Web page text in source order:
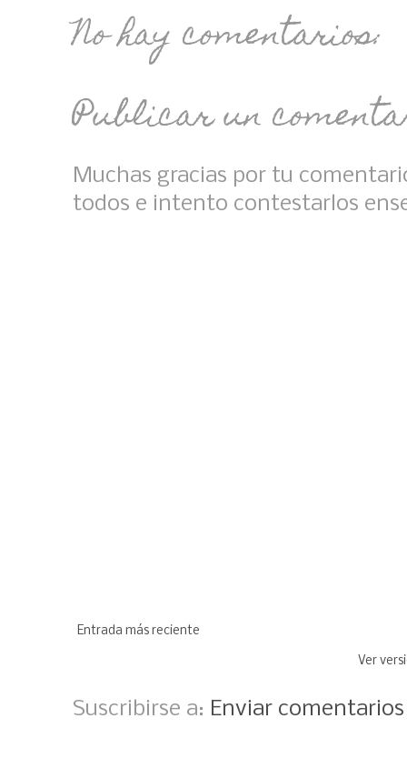
No hay comentarios:
Publicar un
Muchas gracias por tu
todos e intento contestarlos
Entrada más reciente
Ver
Suscribirse a: Enviar